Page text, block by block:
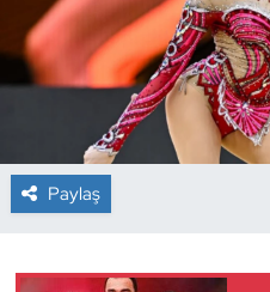
Paylaş
Çim Hokeyi
Cimnastik
Curling
Dağcılık
Dans Sporları